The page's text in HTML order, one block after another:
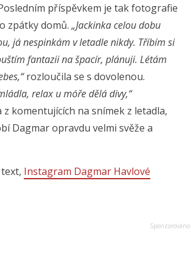
příspěvkem je tak fotografie
zpátky domů. „Jackinka celou dobu
já nespinkám v letadle nikdy. Tříbím si
fantazii na špacír, plánuji. Létám
rozloučila se s dovolenou.
relax u móře dělá divy,“
z komentujících na snímek z letadla,
Dagmar opravdu velmi svěže a
Instagram Dagmar Havlové